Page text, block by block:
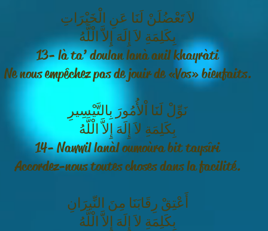
لاَ تَعْضُلَنْ لَنَا عَنِ الْخَيْرَاتِ
بِكَلِمَةِ لاَ إِلَهَ إِلاَّ الْلَّهُ
13- là ta’ doulan lanà anil khayràti
Ne nous empêchez pas de jouir de « Vos » bienfaits.
نَوِّلْ لَنَا اْلأُمُورَ بِالتَّيْسِيرِ
بِكَلِمَةِ لاَ إِلَهَ إِلاَّ الْلَّهُ
14- Nawwil lanàl oumoùra bit taysîri
Accordez-nous toutes choses dans la facilité.
أَعْتِقْ رِقَابَنَا مِنَ النِّيرَانِ
بِكَلِمَةِ لاَ إِلَهَ إِلاَّ الْلَّهُ